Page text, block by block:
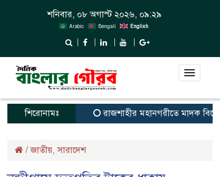
শনিবার, ০৮ অগাস্ট ২০২৬, ০৯:২৯
Arabic Bengali English
Toggle
শিরোনামঃ রাজশাহীর মহানগরীতে মাদক
/জাতীয়,সারাদেশ